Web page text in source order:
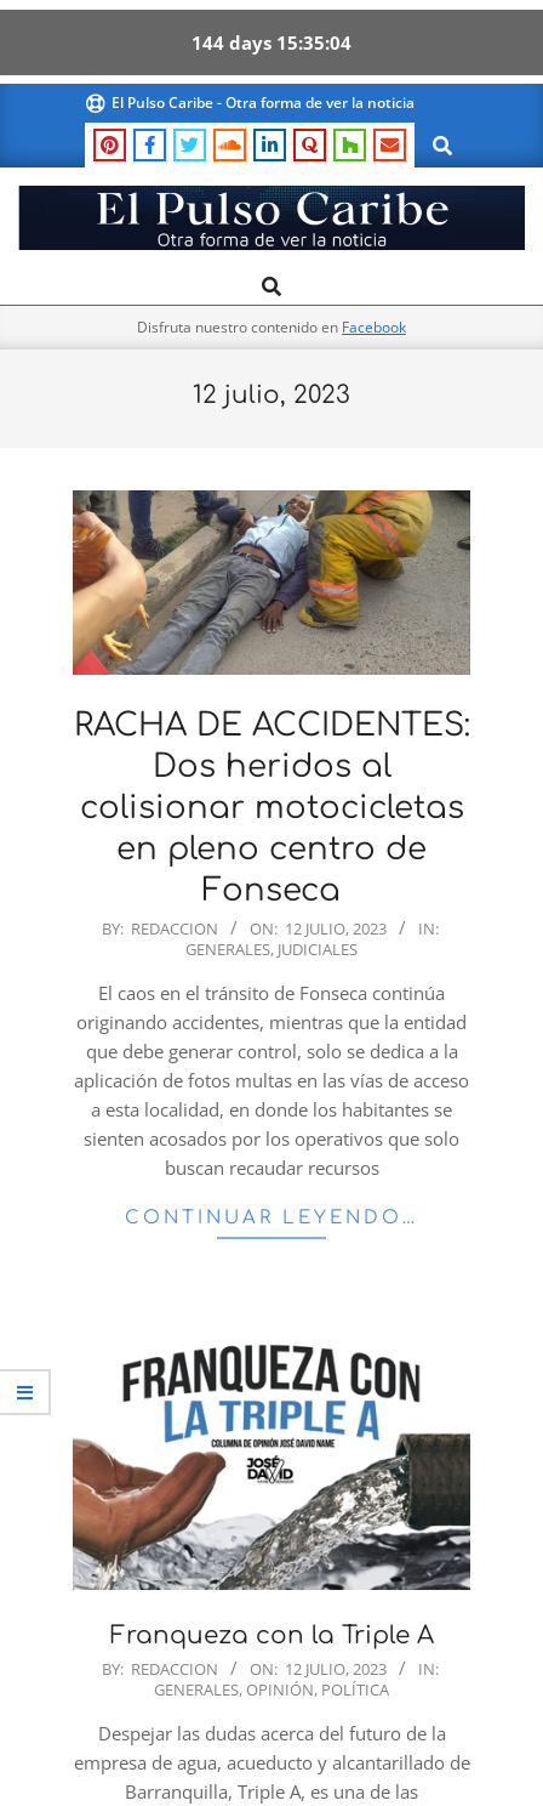
144 days 15 35 03
content
El Pulso Caribe - Otra forma de ver la noticia
Search
El
Pulso
Navigation
Search
Disfruta nuestro contenido en Facebook
12 julio, 2023
RACHA DE ACCIDENTES:
Dos heridos al
colisionar motocicletas
en pleno centro de
Fonseca
2023-
BY: REDACCION ON: 12 JULIO, 2023
IN:
GENERALES, JUDICIALES
El caos en el tránsito de Fonseca continúa
originando accidentes, mientras que la entidad
que debe generar control, solo se dedica a la
aplicación de fotos multas en las vías de acceso
a esta localidad, en donde los habitantes se
sienten acosados por los operativos que solo
buscan recaudar recursos
CONTINUAR LEYENDO…
Franqueza con la Triple A
2023-
BY: REDACCION ON: 12 JULIO, 2023
IN:
GENERALES, OPINIÓN, POLÍTICA
Despejar las dudas acerca del futuro de la
empresa de agua, acueducto y alcantarillado de
Barranquilla, Triple A, es una de las